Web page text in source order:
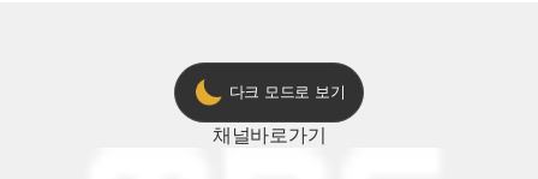
다크 모드로 보기
채널바로가기